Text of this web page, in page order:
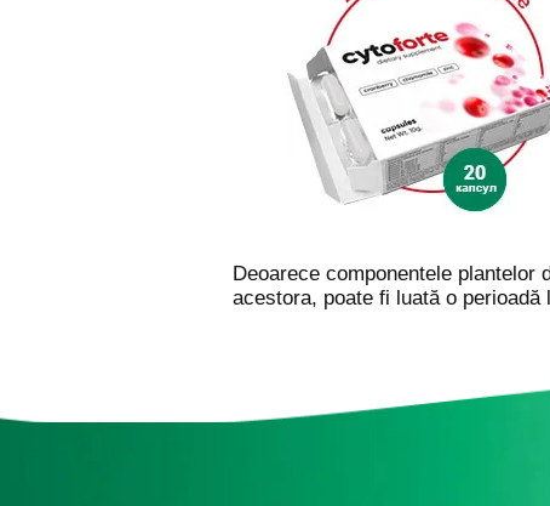
Deoarece componentele
acestora, poate fi luată o